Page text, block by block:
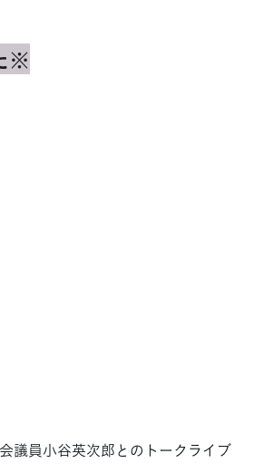
※
議員小谷英次郎とのトークライブ